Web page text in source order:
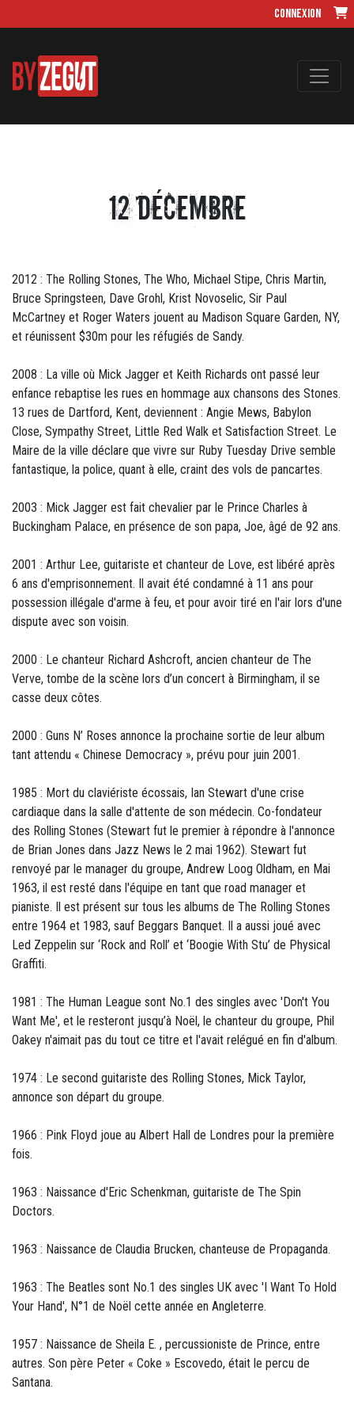
Connexion
12 Décembre
2012 : The Rolling Stones, The Who, Michael Stipe, Chris Martin,
Bruce Springsteen, Dave Grohl, Krist Novoselic, Sir Paul
McCartney et Roger Waters jouent au Madison Square Garden, NY,
et réunissent $30m pour les réfugiés de Sandy.
2008 : La ville où Mick Jagger et Keith Richards ont passé leur
enfance rebaptise les rues en hommage aux chansons des Stones.
13 rues de Dartford, Kent, deviennent : Angie Mews, Babylon
Close, Sympathy Street, Little Red Walk et Satisfaction Street. Le
Maire de la ville déclare que vivre sur Ruby Tuesday Drive semble
fantastique, la police, quant à elle, craint des vols de pancartes.
2003 : Mick Jagger est fait chevalier par le Prince Charles à
Buckingham Palace, en présence de son papa, Joe, âgé de 92 ans.
2001 : Arthur Lee, guitariste et chanteur de Love, est libéré après
6 ans d'emprisonnement. Il avait été condamné à 11 ans pour
possession illégale d'arme à feu, et pour avoir tiré en l'air lors d'une
dispute avec son voisin.
2000 : Le chanteur Richard Ashcroft, ancien chanteur de The
Verve, tombe de la scène lors d’un concert à Birmingham, il se
casse deux côtes.
2000 : Guns N’ Roses annonce la prochaine sortie de leur album
tant attendu « Chinese Democracy », prévu pour juin 2001.
1985 : Mort du claviériste écossais, Ian Stewart d'une crise
cardiaque dans la salle d'attente de son médecin. Co-fondateur
des Rolling Stones (Stewart fut le premier à répondre à l'annonce
de Brian Jones dans Jazz News le 2 mai 1962). Stewart fut
renvoyé par le manager du groupe, Andrew Loog Oldham, en Mai
1963, il est resté dans l'équipe en tant que road manager et
pianiste. Il est présent sur tous les albums de The Rolling Stones
entre 1964 et 1983, sauf Beggars Banquet. Il a aussi joué avec
Led Zeppelin sur ‘Rock and Roll’ et ‘Boogie With Stu’ de Physical
Graffiti.
1981 : The Human League sont No.1 des singles avec 'Don't You
Want Me', et le resteront jusqu’à Noël, le chanteur du groupe, Phil
Oakey n'aimait pas du tout ce titre et l'avait relégué en fin d'album.
1974 : Le second guitariste des Rolling Stones, Mick Taylor,
annonce son départ du groupe.
1966 : Pink Floyd joue au Albert Hall de Londres pour la première
fois.
1963 : Naissance d'Eric Schenkman, guitariste de The Spin
Doctors.
1963 : Naissance de Claudia Brucken, chanteuse de Propaganda.
1963 : The Beatles sont No.1 des singles UK avec 'I Want To Hold
Your Hand', N°1 de Noël cette année en Angleterre.
1957 : Naissance de Sheila E. , percussioniste de Prince, entre
autres. Son père Peter « Coke » Escovedo, était le percu de
Santana.